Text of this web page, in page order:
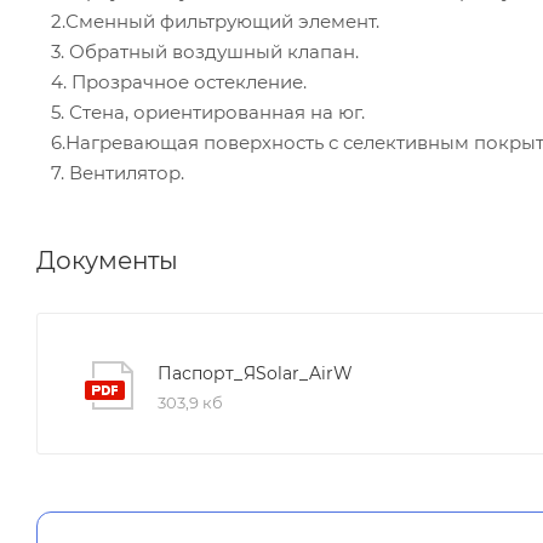
2.Сменный фильтрующий элемент.
3. Обратный воздушный клапан.
4. Прозрачное остекление.
5. Стена, ориентированная на юг.
6.Нагревающая поверхность с селективным
7. Вентилятор.
Документы
Паспорт_ЯSolar_AirW
303,9 кб